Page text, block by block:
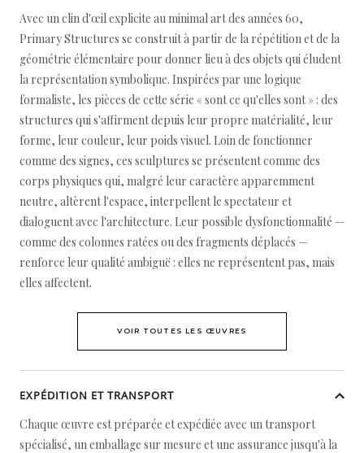
Avec un clin d'œil explicite au minimal art des années 60,
Primary Structures se construit à partir de la répétition et de la
géométrie élémentaire pour donner lieu à des objets qui éludent
la représentation symbolique. Inspirées par une logique
formaliste, les pièces de cette série « sont ce qu'elles sont » : des
structures qui s'affirment depuis leur propre matérialité, leur
forme, leur couleur, leur poids visuel. Loin de fonctionner
comme des signes, ces sculptures se présentent comme des
corps physiques qui, malgré leur caractère apparemment
neutre, altèrent l'espace, interpellent le spectateur et
dialoguent avec l'architecture. Leur possible dysfonctionnalité —
comme des colonnes ratées ou des fragments déplacés —
renforce leur qualité ambiguë : elles ne représentent pas, mais
elles affectent.
VOIR TOUTES LES ŒUVRES
EXPÉDITION ET TRANSPORT
Chaque œuvre est préparée et expédiée avec un transport
spécialisé, un emballage sur mesure et une assurance jusqu'à la